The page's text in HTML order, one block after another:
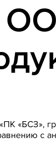
«БСЗ»,
с